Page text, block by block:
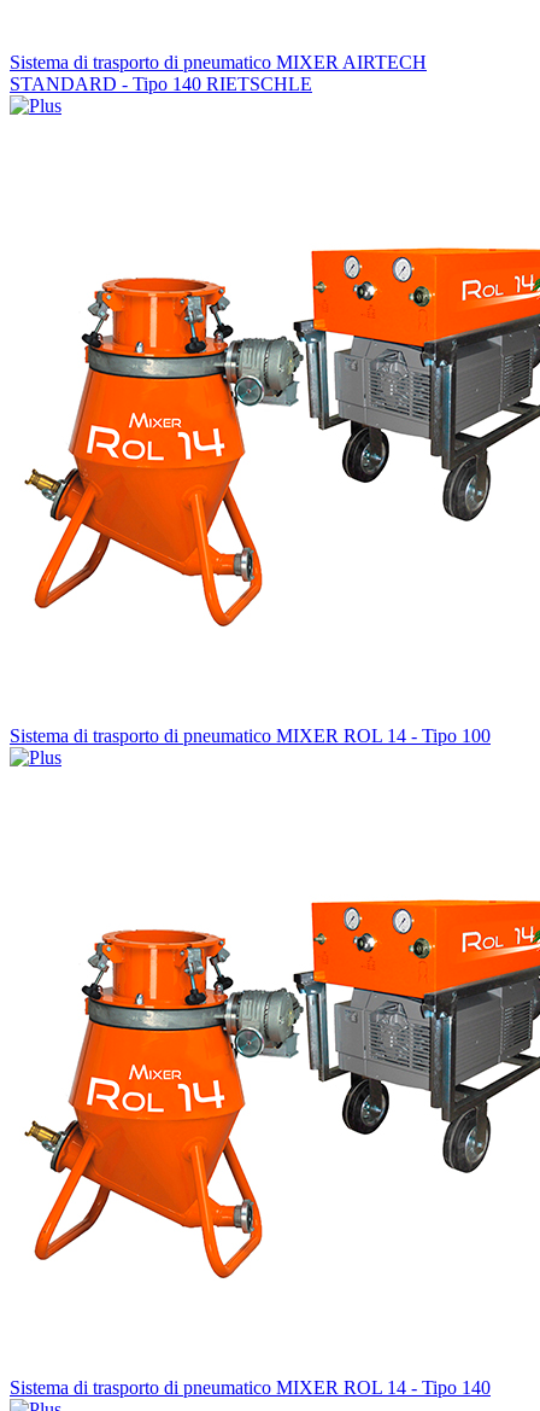
Sistema di trasporto di pneumatico MIXER AIRTECH
STANDARD - Tipo 140 RIETSCHLE
Sistema di trasporto di pneumatico MIXER ROL 14 - Tipo 100
Sistema di trasporto di pneumatico MIXER ROL 14 - Tipo 140